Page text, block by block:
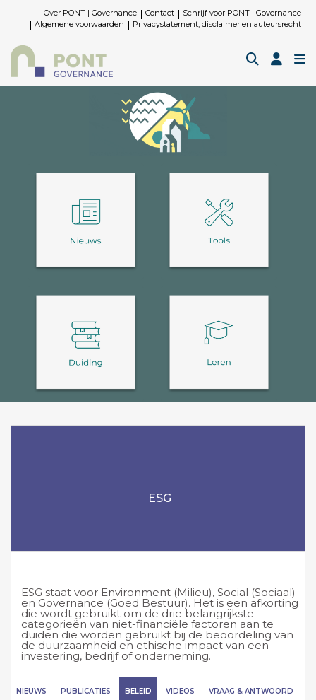
Over PONT | Governance Contact
Schrijf voor PONT | Governance
Algemene voorwaarden
Privacystatement, disclaimer en auteursrecht
ESG
ESG staat voor Environment (Milieu), Social (Sociaal)
en Governance (Goed Bestuur). Het is een afkorting
die wordt gebruikt om de drie belangrijkste
categorieën van niet-financiële factoren aan te
duiden die worden gebruikt bij de beoordeling van
de duurzaamheid en ethische impact van een
investering, bedrijf of onderneming.
NIEUWS PUBLICATIES BELEID VIDEOS VRAAG & ANTWOORD